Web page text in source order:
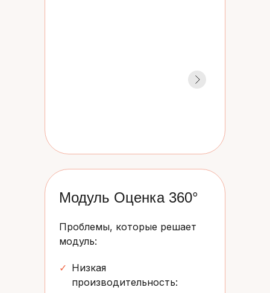
Модуль Оценка 360°
✓ Низкая
производительность:
Проблемы, которые решает
модуль: